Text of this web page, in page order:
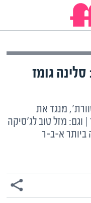
גומז
מנגד את
וגם: מזל טוב לג'סיקה
ביותר א-ב-ר